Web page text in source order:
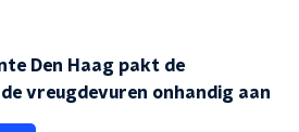
Den Haag pakt de
vreugdevuren onhandig aan